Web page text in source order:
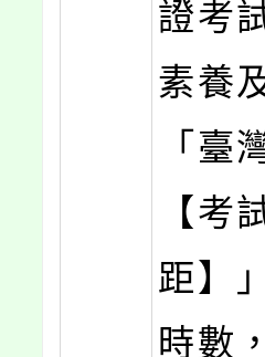
證考
素養
「臺
【考
距】
時數